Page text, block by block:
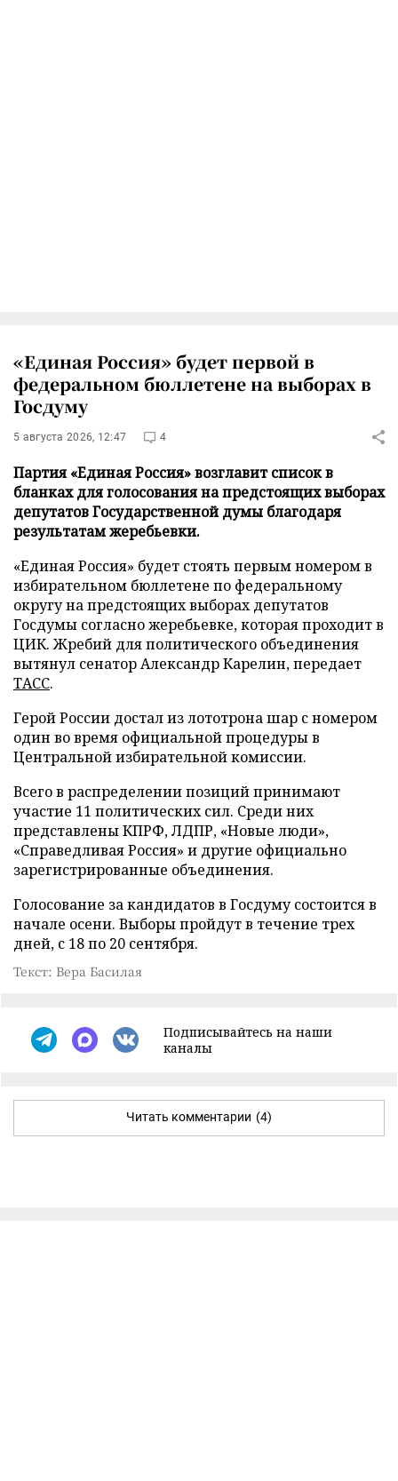
«Единая Россия» будет первой в
федеральном бюллетене на выборах в
Госдуму
5 августа 2026, 12:47 4
Партия «Единая Россия» возглавит список в
бланках для голосования на предстоящих выборах
депутатов Государственной думы благодаря
результатам жеребьевки.
«Единая Россия» будет стоять первым номером в
избирательном бюллетене по федеральному
округу на предстоящих выборах депутатов
Госдумы согласно жеребьевке, которая проходит в
ЦИК. Жребий для политического объединения
вытянул сенатор Александр Карелин, передает
ТАСС.
Герой России достал из лототрона шар с номером
один во время официальной процедуры в
Центральной избирательной комиссии.
Всего в распределении позиций принимают
участие 11 политических сил. Среди них
представлены КПРФ, ЛДПР, «Новые люди»,
«Справедливая Россия» и другие официально
зарегистрированные объединения.
Голосование за кандидатов в Госдуму состоится в
начале осени. Выборы пройдут в течение трех
дней, с 18 по 20 сентября.
Текст: Вера Басилая
Подписывайтесь на наши
каналы
Читать комментарии (4)